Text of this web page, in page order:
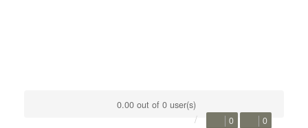
0.00 out of 0 user(s)
0 0